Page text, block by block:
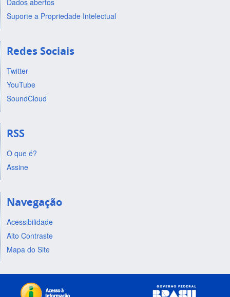
Dados abertos
Suporte a Propriedade Intelectual
Redes Sociais
Twitter
YouTube
SoundCloud
RSS
O que é?
Assine
Navegação
Acessibilidade
Alto Contraste
Mapa do Site